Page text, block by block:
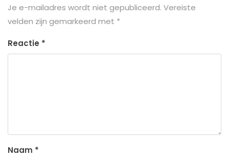
Je e-mailadres wordt niet gepubliceerd. Vereiste
velden zijn gemarkeerd met *
Reactie *
Naam *